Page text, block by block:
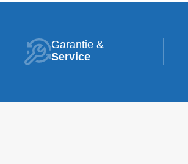
Garantie &
Service